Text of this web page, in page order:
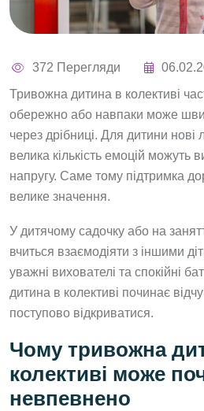
372 Перегляди
Тривожна дитина в колективі
обережно або навпаки може
через дрібниці. Для дитини
велика кількість емоцій можуть
напругу. Саме тому підтримка
велике значення.
У дитячому садочку або на
вчиться взаємодіяти з іншими
уважні вихователі та спокійні
дитина в колективі починає
поступово відкриватися.
Чому тривожна
колективі може
невпевнено